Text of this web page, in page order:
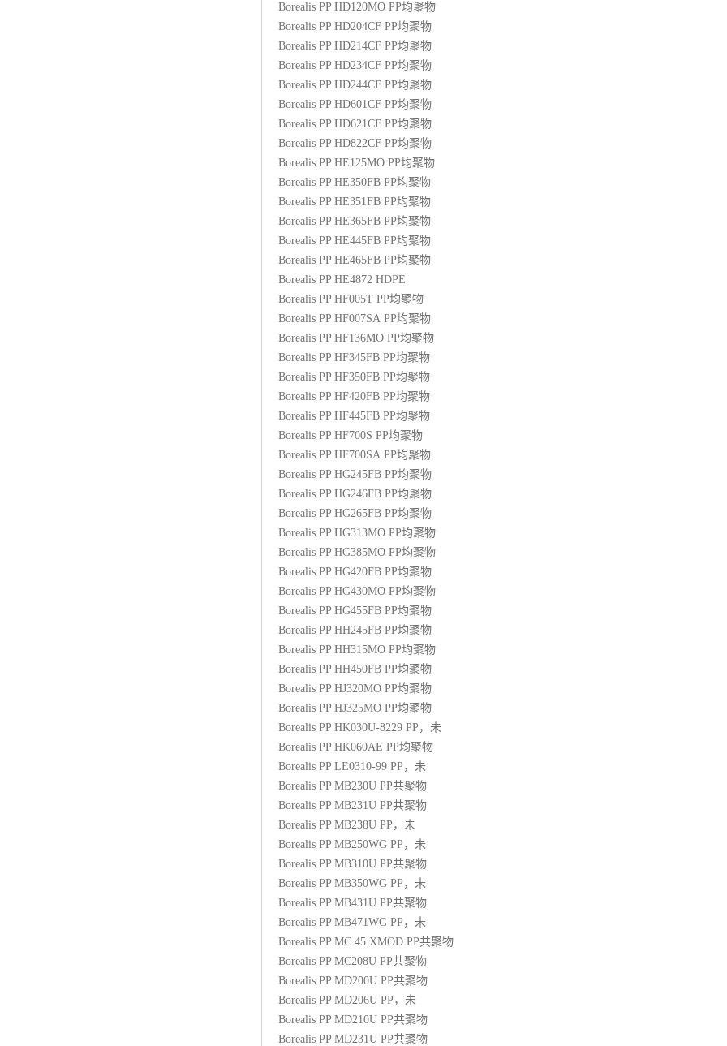
Borealis PP HD120MO PP均聚物
Borealis PP HD204CF PP均聚物
Borealis PP HD214CF PP均聚物
Borealis PP HD234CF PP均聚物
Borealis PP HD244CF PP均聚物
Borealis PP HD601CF PP均聚物
Borealis PP HD621CF PP均聚物
Borealis PP HD822CF PP均聚物
Borealis PP HE125MO PP均聚物
Borealis PP HE350FB PP均聚物
Borealis PP HE351FB PP均聚物
Borealis PP HE365FB PP均聚物
Borealis PP HE445FB PP均聚物
Borealis PP HE465FB PP均聚物
Borealis PP HE4872 HDPE
Borealis PP HF005T PP均聚物
Borealis PP HF007SA PP均聚物
Borealis PP HF136MO PP均聚物
Borealis PP HF345FB PP均聚物
Borealis PP HF350FB PP均聚物
Borealis PP HF420FB PP均聚物
Borealis PP HF445FB PP均聚物
Borealis PP HF700S PP均聚物
Borealis PP HF700SA PP均聚物
Borealis PP HG245FB PP均聚物
Borealis PP HG246FB PP均聚物
Borealis PP HG265FB PP均聚物
Borealis PP HG313MO PP均聚物
Borealis PP HG385MO PP均聚物
Borealis PP HG420FB PP均聚物
Borealis PP HG430MO PP均聚物
Borealis PP HG455FB PP均聚物
Borealis PP HH245FB PP均聚物
Borealis PP HH315MO PP均聚物
Borealis PP HH450FB PP均聚物
Borealis PP HJ320MO PP均聚物
Borealis PP HJ325MO PP均聚物
Borealis PP HK030U-8229 PP ，未
Borealis PP HK060AE PP均聚物
Borealis PP LE0310-99 PP ，未
Borealis PP MB230U PP共聚物
Borealis PP MB231U PP共聚物
Borealis PP MB238U PP ，未
Borealis PP MB250WG PP ，未
Borealis PP MB310U PP共聚物
Borealis PP MB350WG PP ，未
Borealis PP MB431U PP共聚物
Borealis PP MB471WG PP ，未
Borealis PP MC 45 XMOD PP共聚物
Borealis PP MC208U PP共聚物
Borealis PP MD200U PP共聚物
Borealis PP MD206U PP ，未
Borealis PP MD210U PP共聚物
Borealis PP MD231U PP共聚物